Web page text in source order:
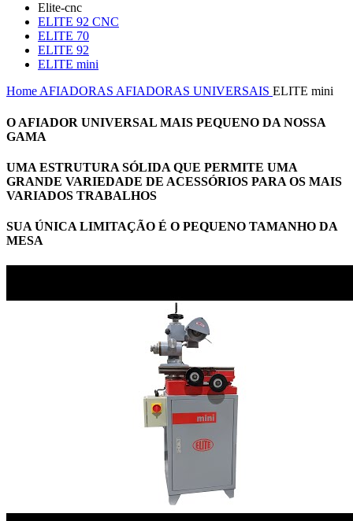
Elite-cnc
ELITE 92 CNC
ELITE 70
ELITE 92
ELITE mini
HomeAFIADORAS AFIADORAS UNIVERSAIS ELITE mini
O AFIADOR UNIVERSAL MAIS PEQUENO DA NOSSA
GAMA
UMA ESTRUTURA SÓLIDA QUE PERMITE UMA
GRANDE VARIEDADE DE ACESSÓRIOS PARA OS MAIS
VARIADOS TRABALHOS
SUA ÚNICA LIMITAÇÃO É O PEQUENO TAMANHO DA
MESA